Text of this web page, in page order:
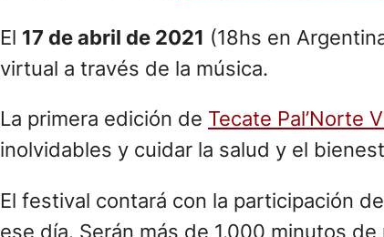
El 17 de abril de 2021 (18hs en
virtual a través de la música.
La primera edición de Tecate Pal’Norte
inolvidables y cuidar la salud y el
El festival contará con la participación de
ese día. Serán más de 1.000 minutos